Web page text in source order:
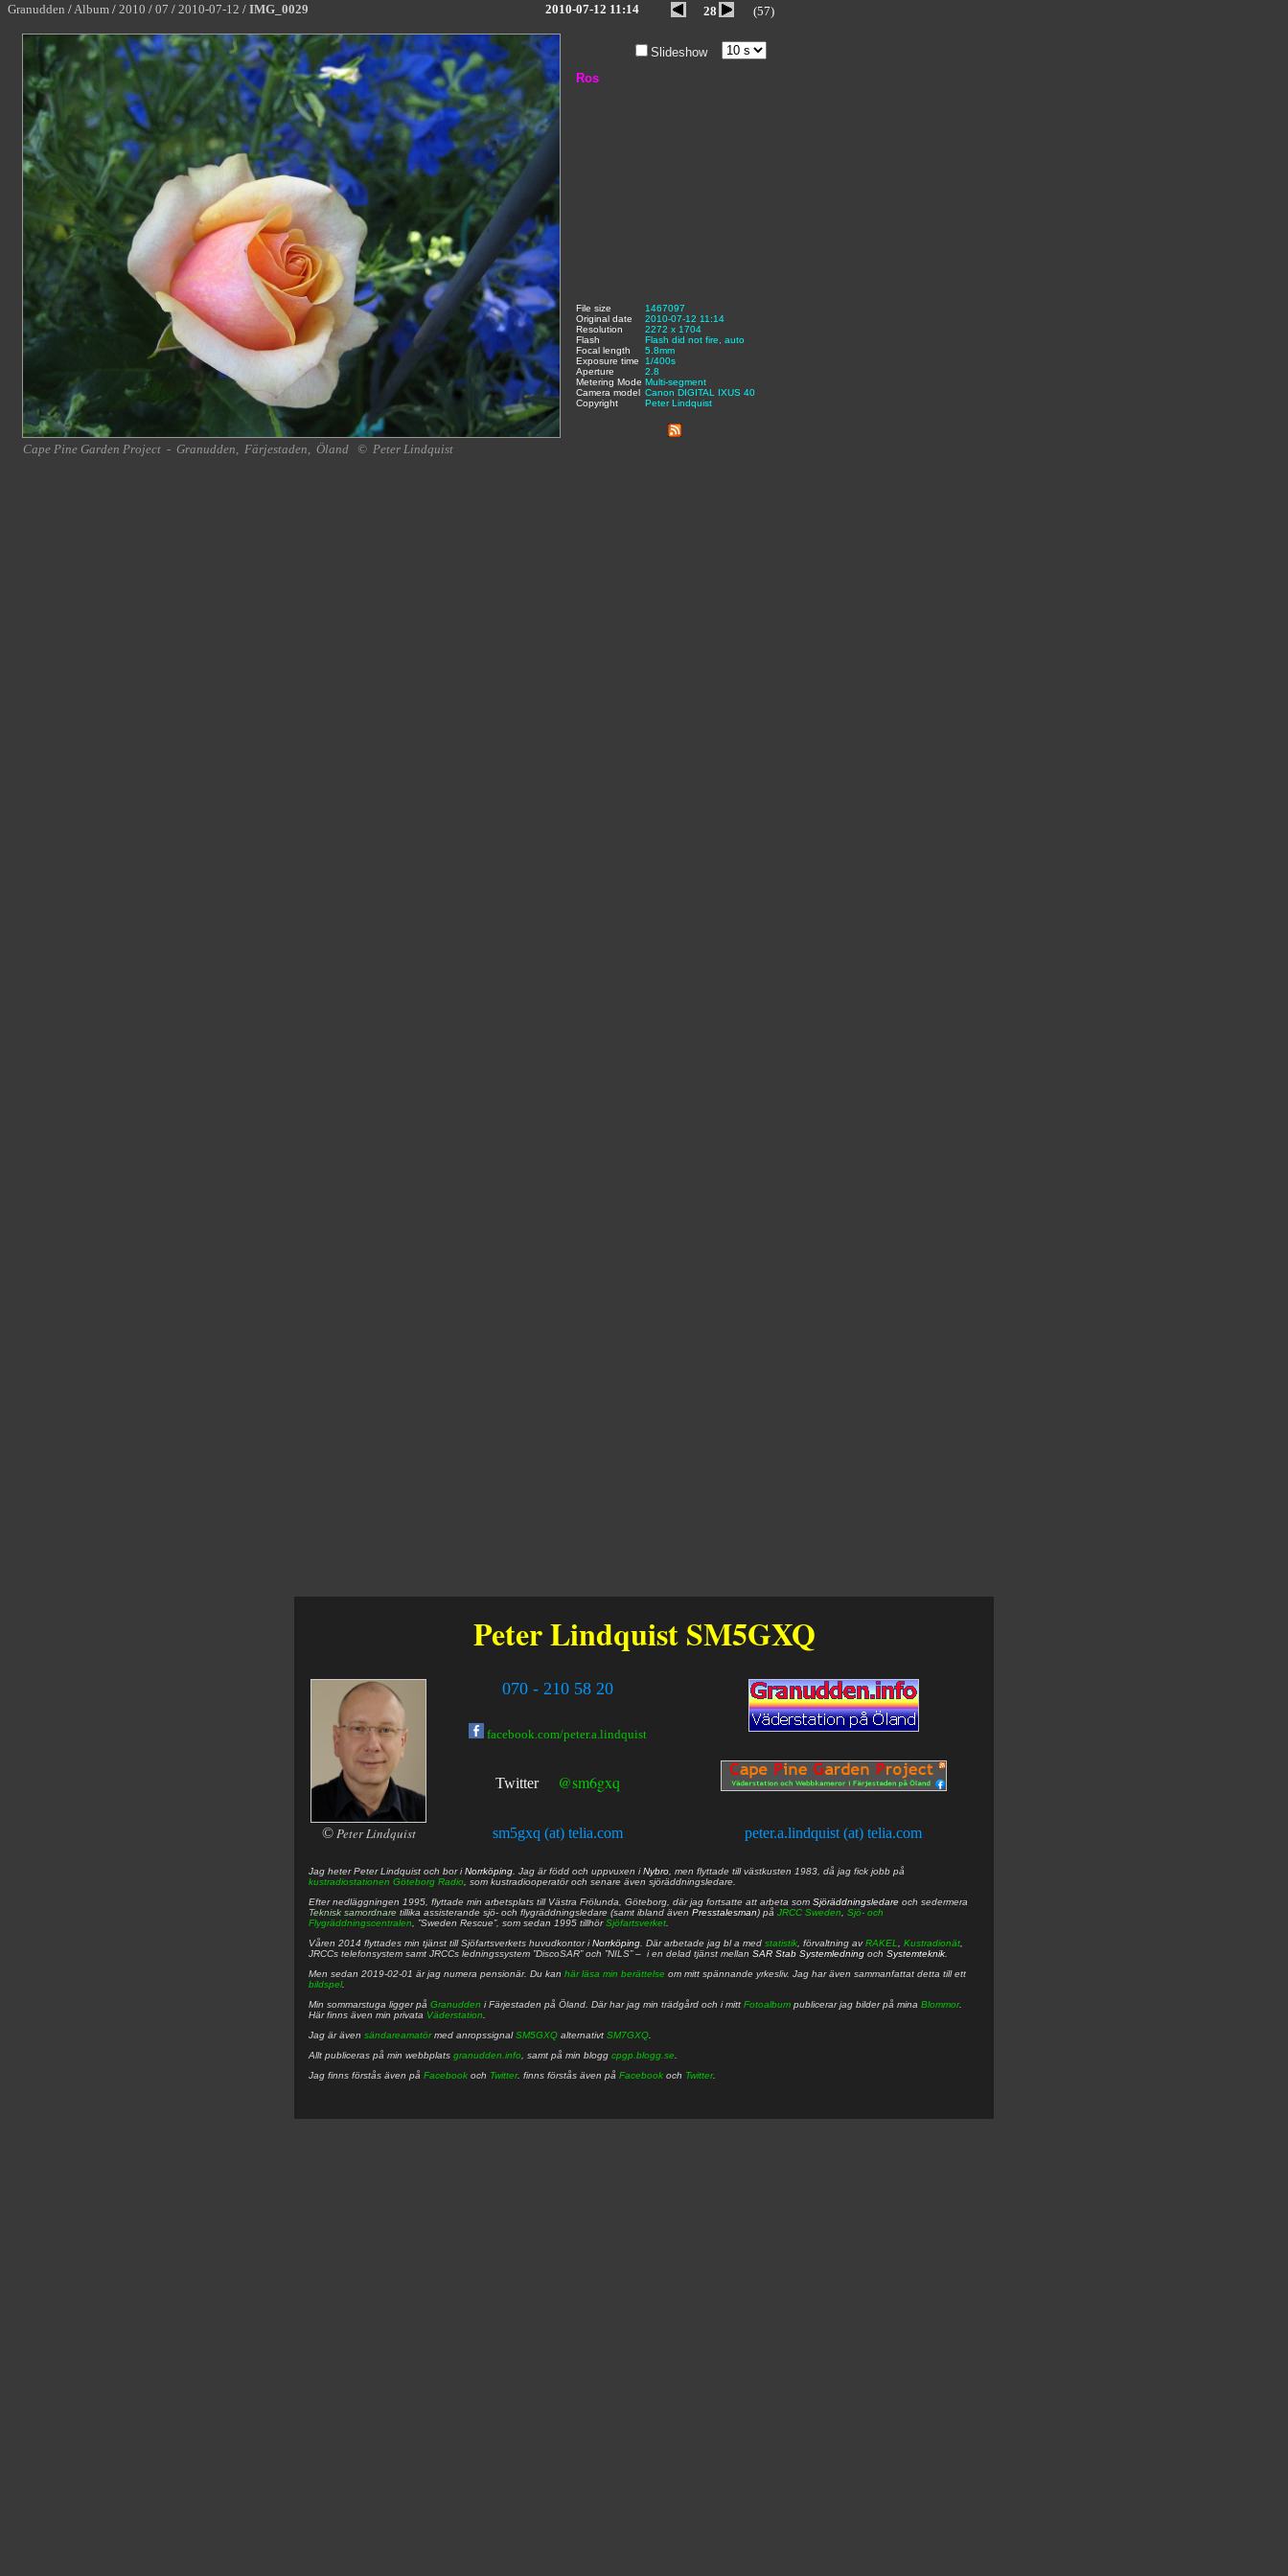
Granudden /Album / 2010 / 07 / 2010-07-12 / IMG_0029 2010-07-12 11:14 28 (57)
Slideshow
Ros
File size 1467097
Original date
2010-07-12 11:14
Resolution
2272 x 1704
Flash
Flash did not fire, auto
Focal length
5.8mm
Exposure time
1/400s
Aperture
2.8
Metering Mode Multi-segment
Camera model Canon DIGITAL IXUS 40
Copyright
Peter Lindquist
Cape Pine Garden Project - Granudden, Färjestaden, Öland © Peter Lindquist
Peter Lindquist SM5GXQ
© Peter Lindquist
070 - 210 58 20
facebook.com/peter.a.lindquist
Twitter @sm6gxq
sm5gxq (at) telia.com peter.a.lindquist (at) telia.com
Jag heterPeter Lindquist och bor iNorrköping . Jag är född och uppvuxen iNybro , men flyttade till västkusten 1983, då jag fick jobb på
kustradiostationen Göteborg Radio , som kustradiooperatör och senare även sjöräddningsledare.
Efter nedläggningen 1995, flyttade min arbetsplats till Västra Frölunda, Göteborg, där jag fortsatte att arbeta som Sjöräddningsledare och sedermera
Teknisk samordnare tillika assisterande sjö- och flygräddningsledare (samt ibland även Presstalesman) på JRCC Sweden
Sjö- och
Flygräddningscentralen , ”Sweden Rescue”, som sedan 1995 tillhörSjöfartsverket
Våren 2014 flyttades min tjänst till Sjöfartsverkets huvudkontor iNorrköping . Där arbetade jag bl a med statistik , förvaltning avRAKEL Kustradionät
JRCCs telefonsystem samt JRCCs ledningssystem ”DiscoSAR” och ”NILS” – i en delad tjänst mellan SAR Stab Systemledning och Systemteknik
Men sedan 2019-02-01 är jag numera pensionär. Du kan här läsa min berättelse om mitt spännande yrkesliv. Jag har även sammanfattat detta till ett
bildspel.
Min sommarstuga ligger på Granudden i Färjestaden på Öland. Där har jag min trädgård och i mitt Fotoalbum publicerar jag bilder på mina Blommor.
Här finns även min privata Väderstation
Jag är även sändareamatörmed anropssignalSM5GXQ alternativt SM7GXQ
Allt publiceras på min webbplats granudden.info , samt på min blogg cpgp.blogg.se
Jag finns förstås även på Facebook och Twitter. finns förstås även på Facebook och Twitter.